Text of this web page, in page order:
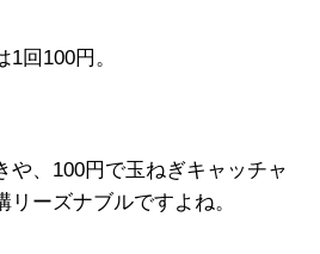
回100円。
や、100円で玉ねぎキャッチャ
ーズナブルですよね。